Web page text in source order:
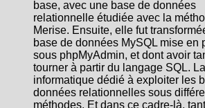
base, avec une base de données
relationnelle étudiée avec la
Merise. Ensuite, elle fut
base de données MySQL mise en
sous phpMyAdmin, et dont avoir
tourner à partir du langage SQL.
informatique dédié à exploiter les
données relationnelles sous
méthodes. Et dans ce cadre-là,